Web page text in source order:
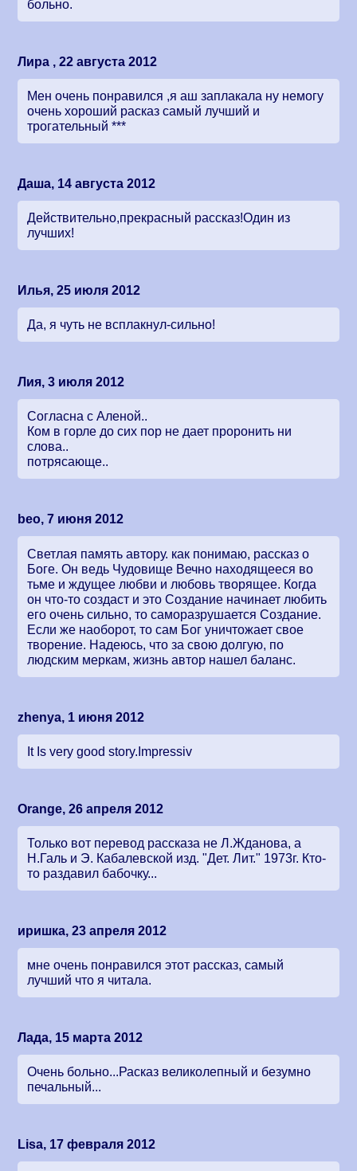
больно.
Лира , 22 августа 2012
Мен очень понравился ,я аш заплакала ну немогу
очень хороший расказ самый лучший и
трогательный ***
Даша, 14 августа 2012
Действительно,прекрасный рассказ!Один из
лучших!
Илья, 25 июля 2012
Да, я чуть не всплакнул-сильно!
Лия, 3 июля 2012
Согласна с Аленой..
Ком в горле до сих пор не дает проронить ни
слова..
потрясающе..
beo, 7 июня 2012
Светлая память автору. как понимаю, рассказ о
Боге. Он ведь Чудовище Вечно находящееся во
тьме и ждущее любви и любовь творящее. Когда
он что-то создаст и это Создание начинает любить
его очень сильно, то саморазрушается Создание.
Если же наоборот, то сам Бог уничтожает свое
творение. Надеюсь, что за свою долгую, по
людским меркам, жизнь автор нашел баланс.
zhenya, 1 июня 2012
It Is very good story.Impressiv
Orange, 26 апреля 2012
Только вот перевод рассказа не Л.Жданова, а
Н.Галь и Э. Кабалевской изд. "Дет. Лит." 1973г. Кто-
то раздавил бабочку...
иришка, 23 апреля 2012
мне очень понравился этот рассказ, самый
лучший что я читала.
Лада, 15 марта 2012
Очень больно...Расказ великолепный и безумно
печальный...
Lisa, 17 февраля 2012